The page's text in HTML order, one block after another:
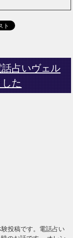
占いヴェル
した
投稿です。電話占い